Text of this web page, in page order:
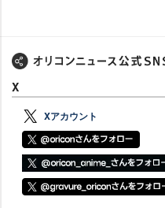
X
Xアカウント